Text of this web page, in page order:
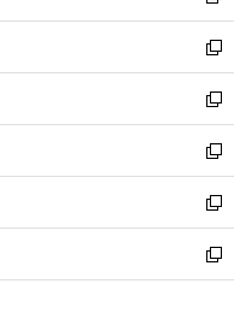
開
く
ウ
で
開
く
し
い
ウ
ィ
ン
ド
ウ
で
開
く
新
し
い
ウ
ィ
ン
ド
ウ
で
開
新
し
い
ウ
ィ
ン
ド
ウ
新
し
い
ウ
ィ
ン
新
し
い
ウ
新
し